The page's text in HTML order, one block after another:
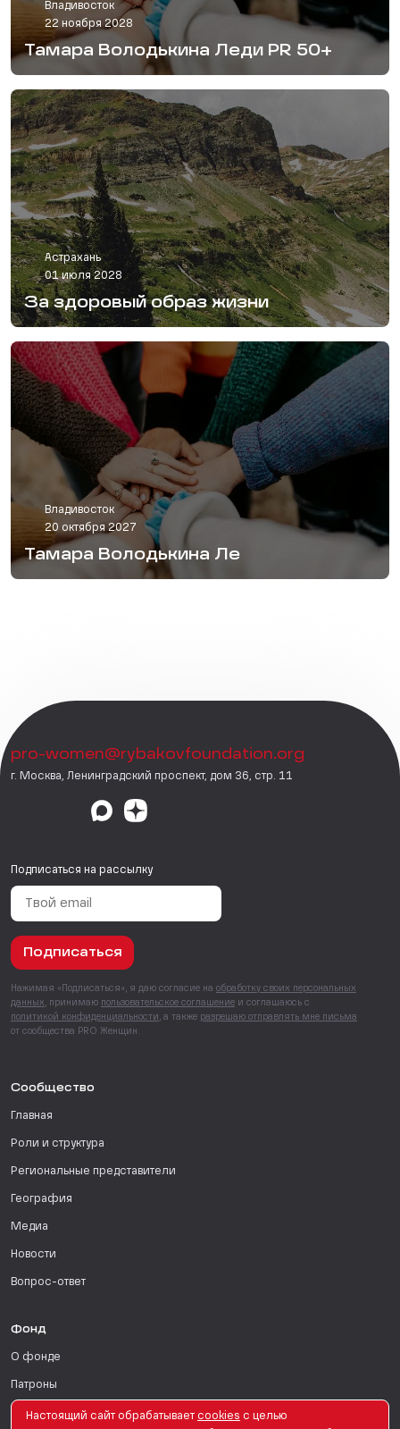
Владивосток
22 ноября 2028
Тамара Володькина Леди PR 50+
Астрахань
01 июля 2028
За здоровый образ жизни
Владивосток
20 октября 2027
Тамара Володькина Ле
pro-women@rybakovfoundation.org
г. Москва, Ленинградский проспект, дом 36, стр. 11
Подписаться на рассылку
Подписаться
Нажимая «Подписаться», я даю согласие на обработку своих персональных
данных , принимаю пользовательское соглашение и соглашаюсь с
политикой конфиденциальности , а также разрешаю отправлять мне письма
от сообщества PRO Женщин.
Сообщество
Главная
Роли и структура
Региональные представители
География
Медиа
Новости
Вопрос-ответ
Фонд
О фонде
Патроны
Поддержать
Настоящий сайт обрабатывает сookies с целью